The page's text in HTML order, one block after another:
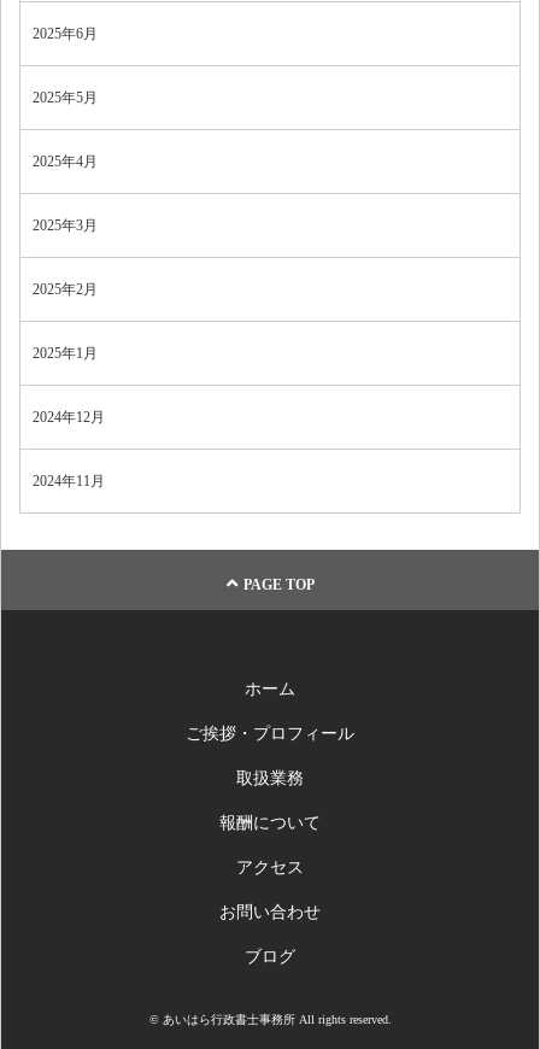
2025年6月
2025年5月
2025年4月
2025年3月
2025年2月
2025年1月
2024年12月
2024年11月
PAGE TOP
ホーム
ご挨拶・プロフィール
取扱業務
報酬について
アクセス
お問い合わせ
ブログ
© あいはら行政書士事務所 All rights reserved.